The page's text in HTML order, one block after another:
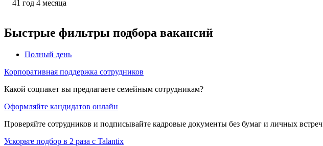
41 год 4 месяца
Быстрые фильтры подбора вакансий
Полный день
Корпоративная поддержка сотрудников
Какой соцпакет вы предлагаете семейным сотрудникам?
Оформляйте кандидатов онлайн
Проверяйте сотрудников и подписывайте кадровые документы без бумаг и личных встреч
Ускорьте подбор в 2 раза с Talantix